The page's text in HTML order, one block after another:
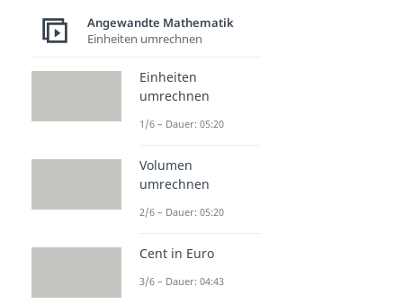
Angewandte Mathematik
Einheiten umrechnen
Einheiten
umrechnen
1/6 – Dauer: 05:20
Volumen
umrechnen
2/6 – Dauer: 05:20
Cent in Euro
3/6 – Dauer: 04:43